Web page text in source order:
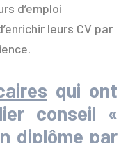
d’emploi
leurs CV par
qui ont
conseil «
diplôme par